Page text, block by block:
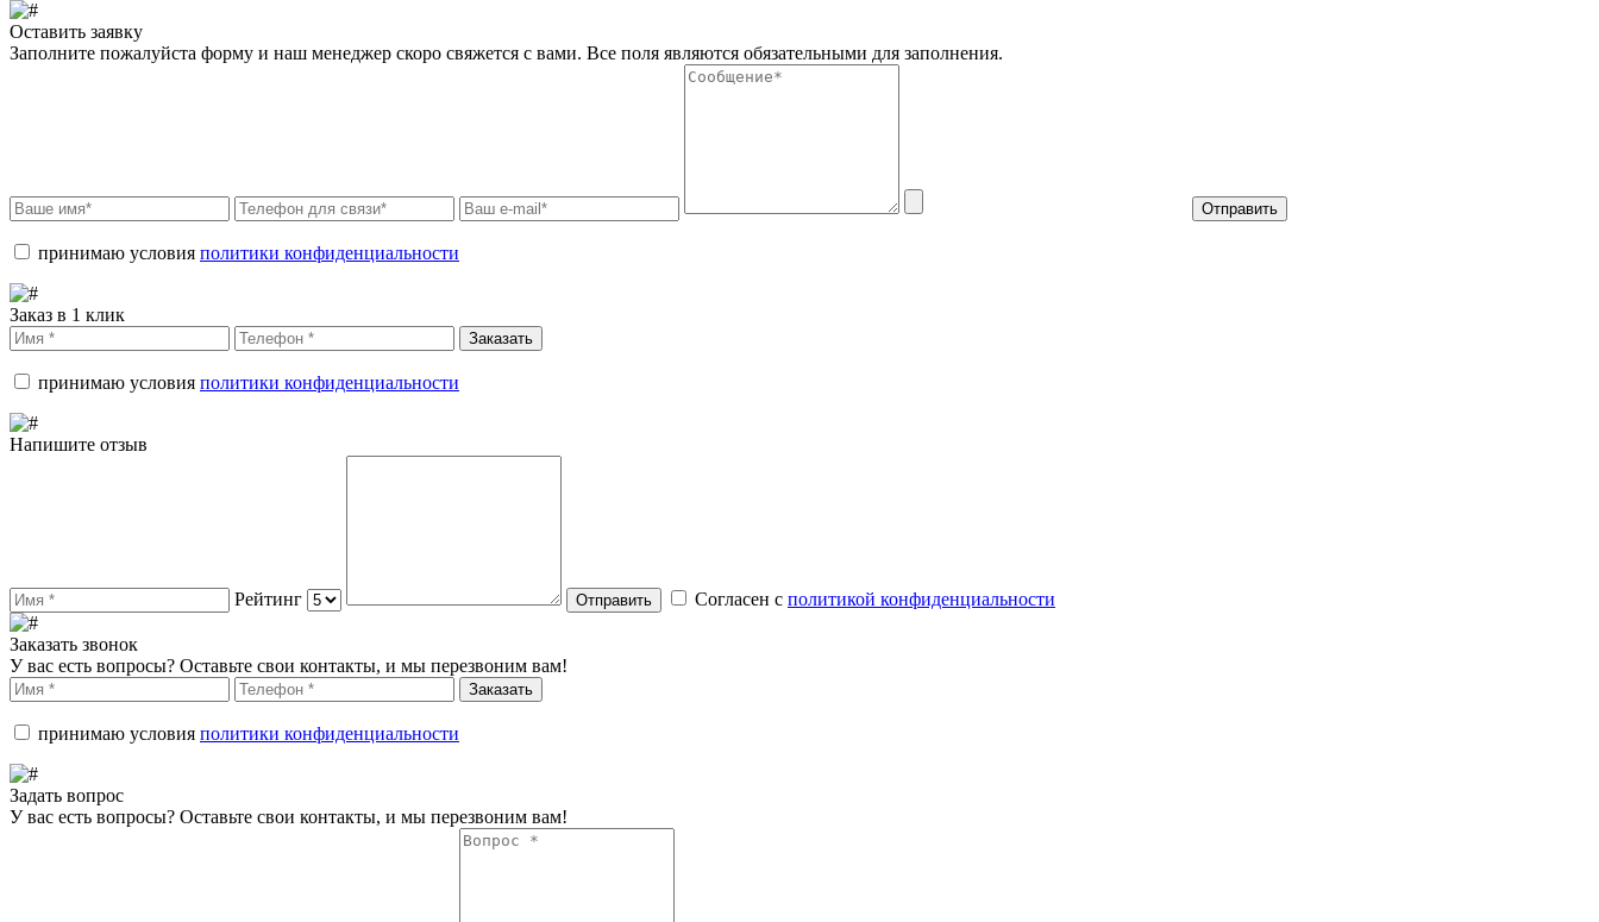
Оставить заявку
Заполните пожалуйста форму и наш менеджер скоро свяжется с вами. Все поля являются обязательными для заполнения.
Отправить
принимаю условия политики конфиденциальности
Заказ в 1 клик
Заказать
принимаю условия политики конфиденциальности
Напишите отзыв
Рейтинг Отправить Согласен с политикой конфиденциальности
Заказать звонок
У вас есть вопросы? Оставьте свои контакты, и мы перезвоним вам!
Заказать
принимаю условия политики конфиденциальности
Задать вопрос
У вас есть вопросы? Оставьте свои контакты, и мы перезвоним вам!